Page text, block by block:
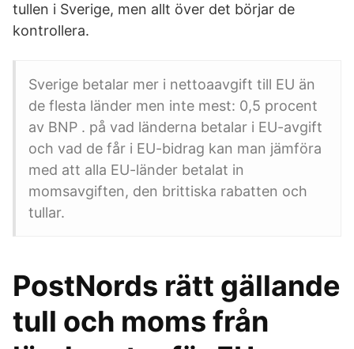
tullen i Sverige, men allt över det börjar de
kontrollera.
Sverige betalar mer i nettoaavgift till EU än
de flesta länder men inte mest: 0,5 procent
av BNP . på vad länderna betalar i EU-avgift
och vad de får i EU-bidrag kan man jämföra
med att alla EU-länder betalat in
momsavgiften, den brittiska rabatten och
tullar.
PostNords rätt gällande
tull och moms från